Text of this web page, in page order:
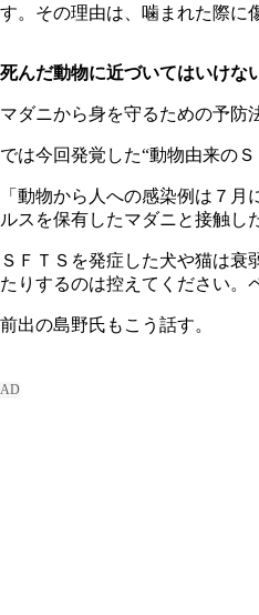
す。その理由は、噛まれた際に
死んだ動物に近づいてはいけな
マダニから身を守るための予防
では今回発覚した“動物由来の
「動物から人への感染例は７
ルスを保有したマダニと接触し
ＳＦＴＳを発症した犬や猫は
たりするのは控えてください。
前出の島野氏もこう話す。